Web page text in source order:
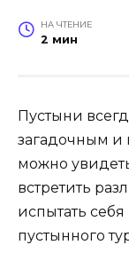
НА ЧТЕНИЕ
2 мин
Пустыни
загадочным и
можно
встретить
испытать
пустынного